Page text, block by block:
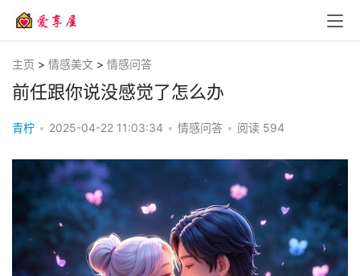
主页 > 情感美文 > 情感问答
前任跟你说没感觉了怎么办
青柠 • 2025-04-22 11:03:34 • 情感问答 • 阅读 594